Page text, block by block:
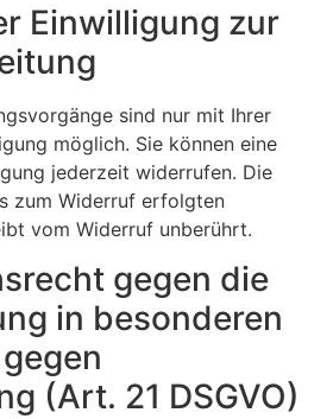
Einwilligung zur
sind nur mit Ihrer
möglich. Sie können eine
jederzeit widerrufen. Die
zum Widerruf erfolgten
vom Widerruf unberührt.
gegen die
in besonderen
(Art. 21 DSGVO)